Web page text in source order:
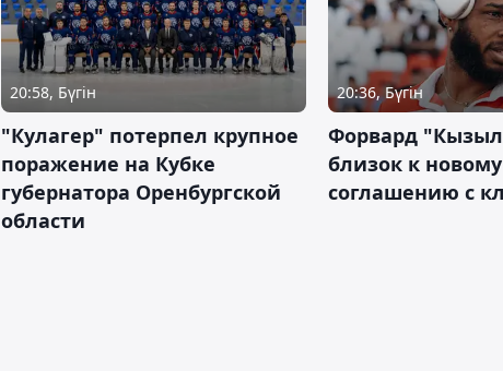
20:58, Бүгін
"Кулагер" потерпел крупное
поражение на Кубке
губернатора Оренбургской
области
20:36, Бүгін
Форвард
близок к новому
соглашению с